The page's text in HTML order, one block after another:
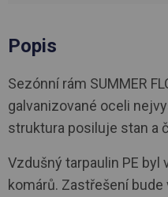
Popis
Sezónní rám SUMMER
galvanizované oceli
struktura posiluje stan a
Vzdušný tarpaulin PE
komárů. Zastřešení